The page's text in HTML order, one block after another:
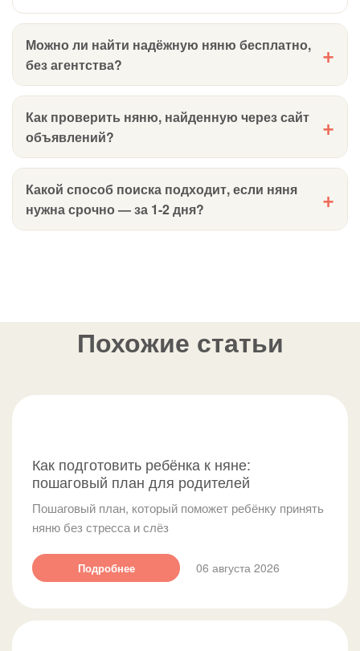
Можно ли найти надёжную няню бесплатно,
без агентства?
Да, но это потребует времени. Вам придётся
самостоятельно запросить документы, проверить
кандидата по базам МВД, связаться с предыдущими
работодателями и составить договор. Если вы готовы
потратить на это 1-2 недели — бесплатные каналы
вполне рабочие.
Как проверить няню, найденную через сайт
объявлений?
Запросите паспорт, медицинскую книжку и документы
об образовании. Свяжитесь с двумя-тремя
предыдущими работодателями лично, не через
кандидата. Проверку по базе судимостей можно
Какой способ поиска подходит, если няня
нужна срочно — за 1-2 дня?
минимальной проверки документов даже при срочном
Похожие статьи
Как подготовить ребёнка к няне:
пошаговый план для родителей
Пошаговый план, который поможет ребёнку принять
няню без стресса и слёз
Подробнее 06 августа 2026